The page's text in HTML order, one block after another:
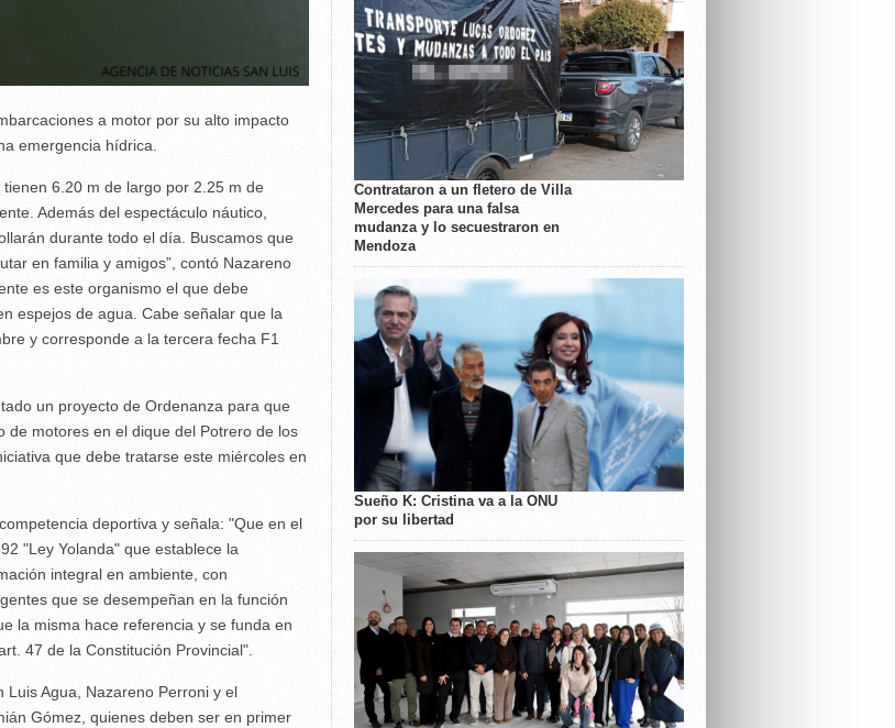
a motor por su alto impacto
emergencia hídrica.
6.20 m de largo por 2.25 m de
Además del espectáculo náutico,
durante todo el día. Buscamos que
en familia y amigos”, contó Nazareno
es este organismo el que debe
espejos de agua. Cabe señalar que la
y corresponde a la tercera fecha F1
un proyecto de Ordenanza para que
de motores en el dique del Potrero de los
que debe tratarse este miércoles en
deportiva y señala: "Que en el
"Ley Yolanda" que establece la
integral en ambiente, con
que se desempeñan en la función
la misma hace referencia y se funda en
47 de la Constitución Provincial".
Agua, Nazareno Perroni y el
Gómez, quienes deben ser en primer
Contrataron a un fletero de Villa
Mercedes para una falsa
mudanza y lo secuestraron en
Mendoza
Sueño K: Cristina va a la ONU
por su libertad